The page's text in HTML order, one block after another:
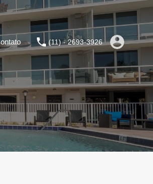
(11) - 2693-3926